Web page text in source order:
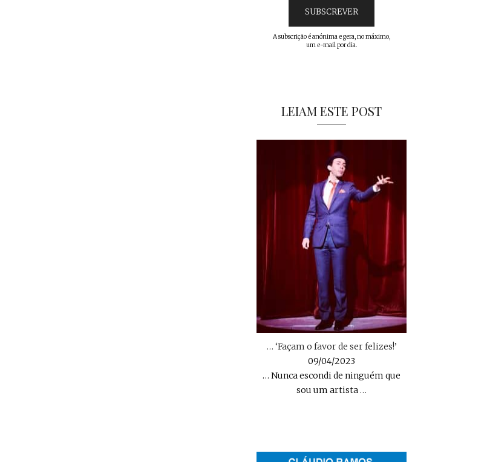
A subscrição é anónima e gera, no máximo,
um e-mail por dia.
LEIAM ESTE POST
… ‘Façam o favor de ser felizes!’
09/04/2023
… Nunca escondi de ninguém que
sou um artista…